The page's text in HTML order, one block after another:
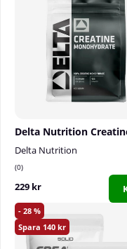
Delta Nutrition
0
229 kr
28
140